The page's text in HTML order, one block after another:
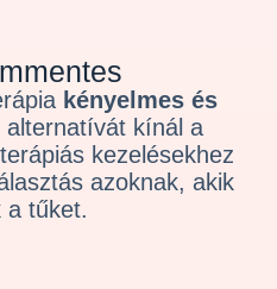
kényelmes és
alternatívát kínál a
kezelésekhez
azoknak, akik
a tűket.